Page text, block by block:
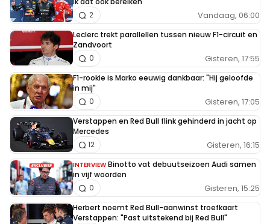
Vandaag, 06:00
2
Leclerc trekt parallellen tussen nieuw F1-circuit en
Zandvoort
Gisteren, 17:55
0
F1-rookie is Marko eeuwig dankbaar: "Hij geloofde
in mij"
Gisteren, 17:05
0
Verstappen en Red Bull flink gehinderd in jacht op
Mercedes
Gisteren, 16:15
12
INTERVIEW Binotto vat debuutseizoen Audi samen
in vijf woorden
Gisteren, 15:25
0
Herbert noemt Red Bull-aanwinst troefkaart
Verstappen: "Past uitstekend bij Red Bull"